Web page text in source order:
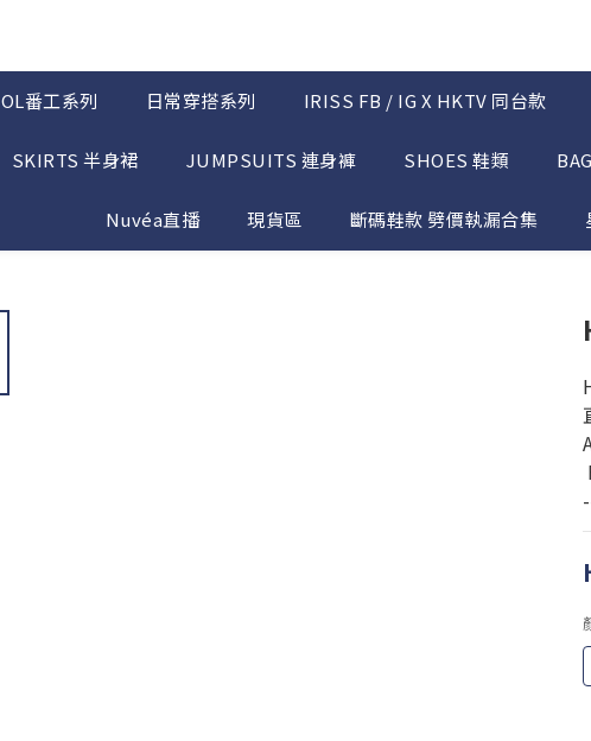
OL番工系列 日常穿搭系列 IRISS FB / IG X HKTV 同台款
SKIRTS 半身裙 JUMPSUITS 連身褲 SHOES 鞋類
Nuvéa直播 現貨區 斷碼鞋款 劈價執漏合集